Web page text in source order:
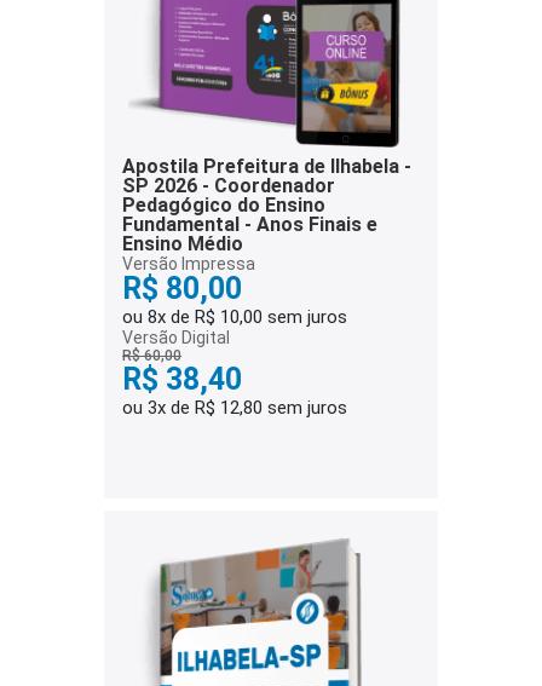
Apostila Prefeitura de Ilhabela -
SP 2026 - Coordenador
Pedagógico do Ensino
Fundamental - Anos Finais e
Ensino Médio
Versão Impressa
R$ 80,00
ou 8x de R$ 10,00 sem juros
Versão Digital
R$ 60,00
R$ 38,40
ou 3x de R$ 12,80 sem juros